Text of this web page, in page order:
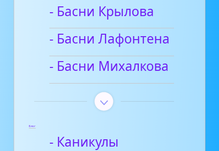
- Басни Крылова
- Басни Лафонтена
- Басни Михалкова
Блог
- Каникулы